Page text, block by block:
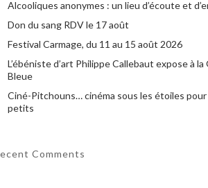
Alcooliques anonymes : un lieu d’écoute et
Don du sang RDV le 17 août
Festival Carmage, du 11 au 15 août 2026
L’ébéniste d’art Philippe Callebaut expose à la
Bleue
Ciné-Pitchouns… cinéma sous les étoiles
petits
Comments